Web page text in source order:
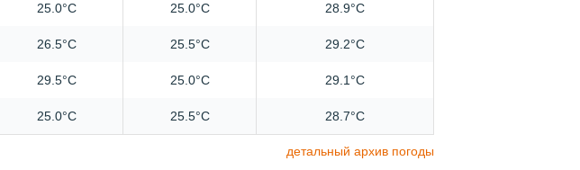
25.0°C 25.0°C 28.9°C
26.5°C 25.5°C 29.2°C
29.5°C 25.0°C 29.1°C
25.0°C 25.5°C 28.7°C
детальный архив погоды